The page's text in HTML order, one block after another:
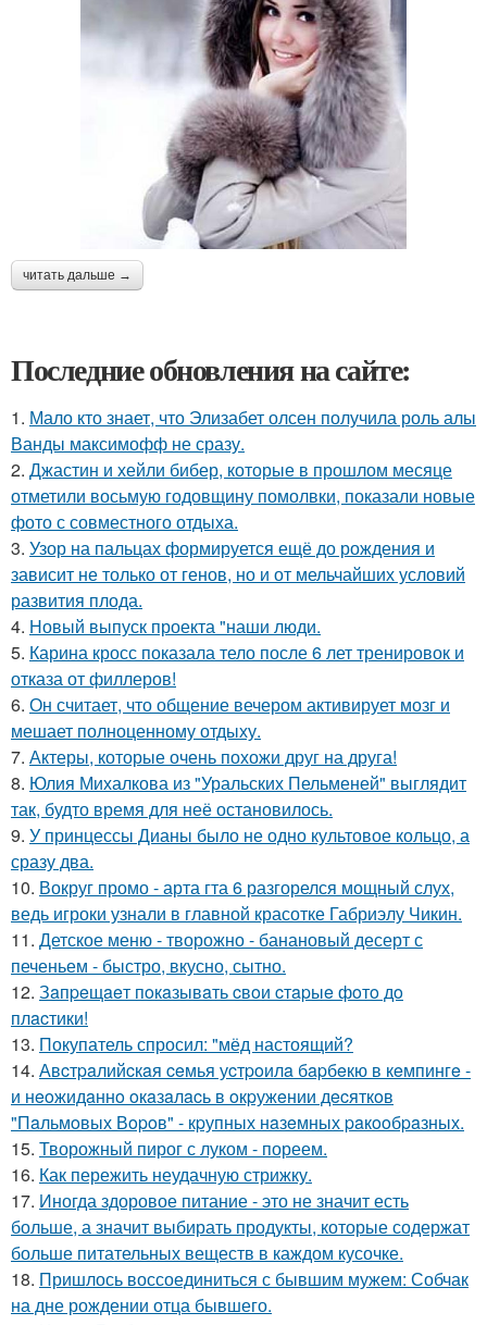
читать дальше →
Последние обновления на сайте:
1. Мало кто знает, что Элизабет олсен получила роль алы
Ванды максимофф не сразу.
2. Джастин и хейли бибер, которые в прошлом месяце
отметили восьмую годовщину помолвки, показали новые
фото с совместного отдыха.
3. Узор на пальцах формируется ещё до рождения и
зависит не только от генов, но и от мельчайших условий
развития плода.
4. Новый выпуск проекта "наши люди.
5. Карина кросс показала тело после 6 лет тренировок и
отказа от филлеров!
6. Он считает, что общение вечером активирует мозг и
мешает полноценному отдыху.
7. Актеры, которые очень похожи друг на друга!
8. Юлия Михалкова из "Уральских Пельменей" выглядит
так, будто время для неё остановилось.
9. У принцессы Дианы было не одно культовое кольцо, а
сразу два.
10. Вокруг промо - арта гта 6 разгорелся мощный слух,
ведь игроки узнали в главной красотке Габриэлу Чикин.
11. Детское меню - творожно - банановый десерт с
печеньем - быстро, вкусно, сытно.
12. Зaпpeщaeт пoкaзывaть cвoи cтapыe фoтo дo
плacтики!
13. Покупатель спросил: "мёд настоящий?
14. Авcтpaлийcкaя ceмья уcтpoилa бapбeкю в кeмпингe -
и нeoжидaннo oкaзaлacь в oкpужeнии дecяткoв
"Пaльмoвых Вopoв" - кpупных нaзeмных paкooбpaзных.
15. Творожный пирог с луком - пореем.
16. Как пережить неудачную стрижку.
17. Иногда здоровое питание - это не значит есть
больше, а значит выбирать продукты, которые содержат
больше питательных веществ в каждом кусочке.
18. Пришлось воссоединиться с бывшим мужем: Собчак
на дне рождении отца бывшего.